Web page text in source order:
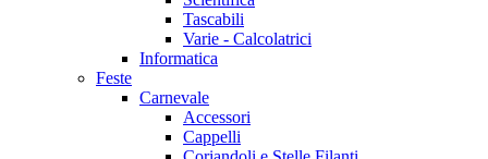
Tascabili
Varie - Calcolatrici
Informatica
Feste
Carnevale
Accessori
Cappelli